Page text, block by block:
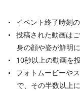
イベント終了時刻
投稿された動画は
身の顔や姿が鮮明
10秒以上の動画を
フォトムービーや
で、その半数以上